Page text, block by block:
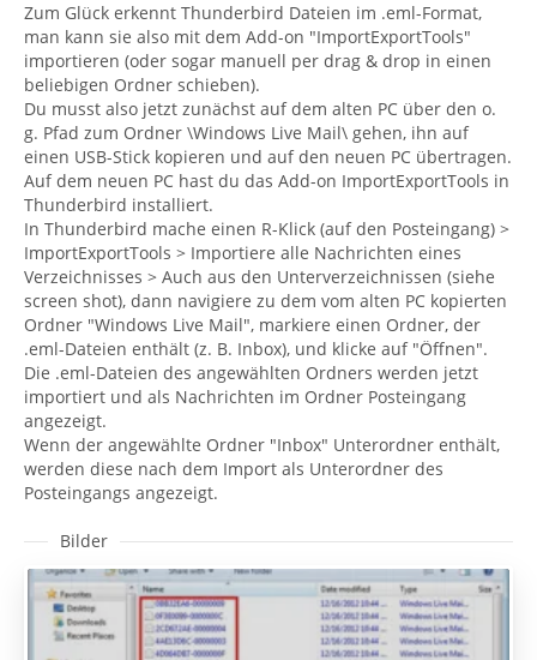
Zum Glück erkennt Thunderbird Dateien im .eml-Format,
man kann sie also mit dem Add-on "ImportExportTools"
importieren (oder sogar manuell per drag & drop in einen
beliebigen Ordner schieben).
Du musst also jetzt zunächst auf dem alten PC über den o.
g. Pfad zum Ordner \Windows Live Mail\ gehen, ihn auf
einen USB-Stick kopieren und auf den neuen PC übertragen.
Auf dem neuen PC hast du das Add-on ImportExportTools in
Thunderbird installiert.
In Thunderbird mache einen R-Klick (auf den Posteingang) >
ImportExportTools > Importiere alle Nachrichten eines
Verzeichnisses > Auch aus den Unterverzeichnissen (siehe
screen shot), dann navigiere zu dem vom alten PC kopierten
Ordner "Windows Live Mail", markiere einen Ordner, der
.eml-Dateien enthält (z. B. Inbox), und klicke auf "Öffnen".
Die .eml-Dateien des angewählten Ordners werden jetzt
importiert und als Nachrichten im Ordner Posteingang
angezeigt.
Wenn der angewählte Ordner "Inbox" Unterordner enthält,
werden diese nach dem Import als Unterordner des
Posteingangs angezeigt.
Bilder